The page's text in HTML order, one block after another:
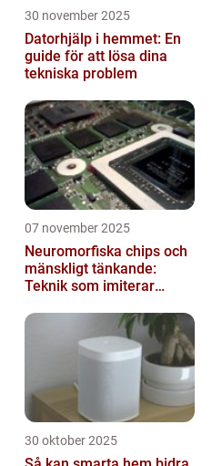
30 november 2025
Datorhjälp i hemmet: En
guide för att lösa dina
tekniska problem
07 november 2025
Neuromorfiska chips och
mänskligt tänkande:
Teknik som imiterar
30 oktober 2025